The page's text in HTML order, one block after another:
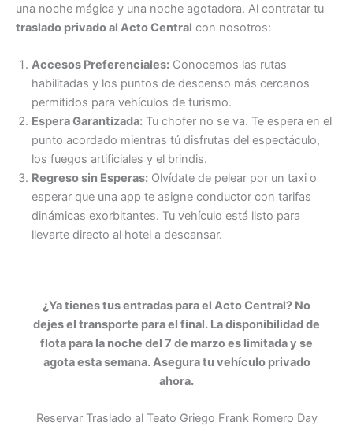
una noche mágica y una noche agotadora. Al contratar tu
traslado privado al Acto Central con nosotros:
Accesos Preferenciales: Conocemos las rutas
habilitadas y los puntos de descenso más cercanos
permitidos para vehículos de turismo.
Espera Garantizada: Tu chofer no se va. Te espera en el
punto acordado mientras tú disfrutas del espectáculo,
los fuegos artificiales y el brindis.
Regreso sin Esperas: Olvídate de pelear por un taxi o
esperar que una app te asigne conductor con tarifas
dinámicas exorbitantes. Tu vehículo está listo para
llevarte directo al hotel a descansar.
¿Ya tienes tus entradas para el Acto Central? No
dejes el transporte para el final. La disponibilidad de
flota para la noche del 7 de marzo es limitada y se
agota esta semana. Asegura tu vehículo privado
ahora.
Reservar Traslado al Teato Griego Frank Romero Day